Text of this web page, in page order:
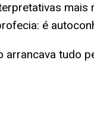
mais
é
arrancava tudo